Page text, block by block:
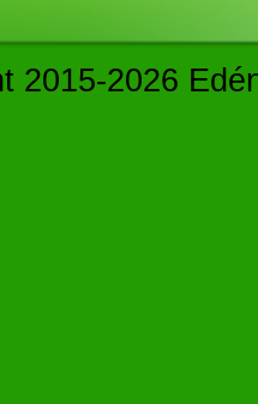
2015-2026